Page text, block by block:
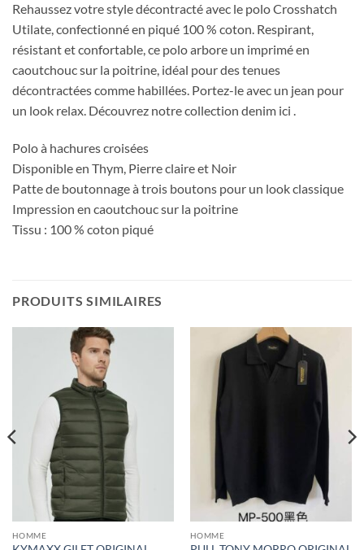
Rehaussez votre style décontracté avec le polo Crosshatch
Utilate, confectionné en piqué 100 % coton. Respirant,
résistant et confortable, ce polo arbore un imprimé en
caoutchouc sur la poitrine, idéal pour des tenues
décontractées comme habillées. Portez-le avec un jean pour
un look relax. Découvrez notre collection denim ici .
Polo à hachures croisées
Disponible en Thym, Pierre claire et Noir
Patte de boutonnage à trois boutons pour un look classique
Impression en caoutchouc sur la poitrine
Tissu : 100 % coton piqué
PRODUITS SIMILAIRES
HOMME HOMME